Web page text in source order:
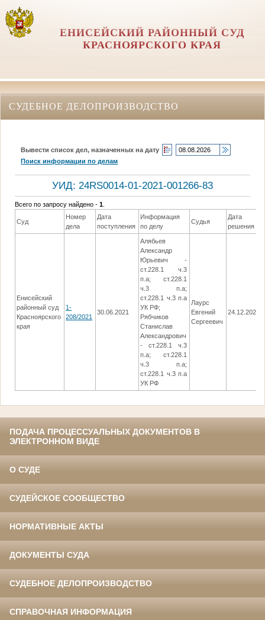
ЕНИСЕЙСКИЙ РАЙОННЫЙ СУД
КРАСНОЯРСКОГО КРАЯ
СУДЕБНОЕ ДЕЛОПРОИЗВОДСТВО
Вывести список дел, назначенных на дату
Поиск информации по делам
УИД: 24RS0014-01-2021-001266-83
Всего по запросу найдено -1
Суд
Номер
дела
Дата
поступления
Информация
по делу
Судья
Дата
решения
Енисейский
районный суд
Красноярского
края
1-
208/2021
30.06.2021
Алябьев
Александр
Юрьевич -
ст.228.1 ч.3
п.а; ст.228.1
ч.3 п.а;
ст.228.1 ч.3 п.а
УК РФ;
Рябчиков
Станислав
Александрович
- ст.228.1 ч.3
п.а; ст.228.1
ч.3 п.а;
ст.228.1 ч.3 п.а
УК РФ
Лаурс
Евгений
Сергеевич
24.12.2021
ПОДАЧА ПРОЦЕССУАЛЬНЫХ ДОКУМЕНТОВ В
ЭЛЕКТРОННОМ ВИДЕ
О СУДЕ
СУДЕЙСКОЕ СООБЩЕСТВО
НОРМАТИВНЫЕ АКТЫ
ДОКУМЕНТЫ СУДА
СУДЕБНОЕ ДЕЛОПРОИЗВОДСТВО
СПРАВОЧНАЯ ИНФОРМАЦИЯ